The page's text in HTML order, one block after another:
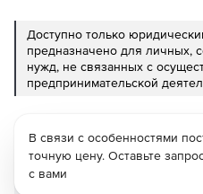
Доступно только
предназначено для личных,
нужд, не связанных с
предпринимательской
В связи с особенностями
точную цену. Оставьте
с вами